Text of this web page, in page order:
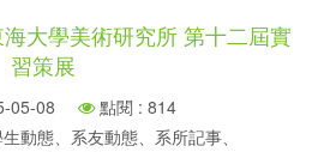
大學美術研究所 第十二屆實
習策展
05-08
點閱 : 814
動態、系友動態、系所記事、